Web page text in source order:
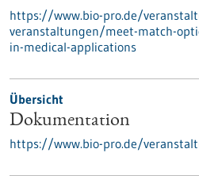
https://www.bio-pro.de/
veranstaltungen/meet-match-
in-medical-applications
Übersicht
Dokumentation
https://www.bio-pro.de/